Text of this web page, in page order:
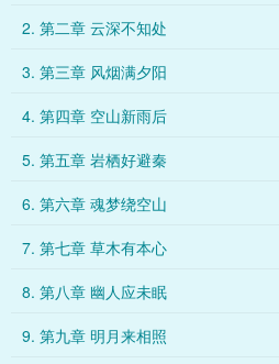
2. 第二章 云深不知处
3. 第三章 风烟满夕阳
4. 第四章 空山新雨后
5. 第五章 岩栖好避秦
6. 第六章 魂梦绕空山
7. 第七章 草木有本心
8. 第八章 幽人应未眠
9. 第九章 明月来相照